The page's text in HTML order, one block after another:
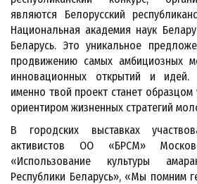
являются Белорусский
Национальная академия наук
Беларусь. Это уникальное
продвижению самых амбициозных
инновационных открытий и идей.
именно твой проект станет
ориентиром жизненных стратегий
В городских выставках
активистов ОО «БРСМ»
«Использование культуры
Республики Беларусь», «Мы помним